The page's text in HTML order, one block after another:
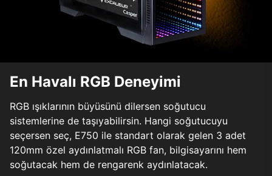
En Havalı RGB Deneyimi
RGB ışıklarının büyüsünü dilersen soğutucu
sistemlerine de taşıyabilirsin. Hangi soğutucuyu
seçersen seç, E750 ile standart olarak gelen 3 adet
120mm özel aydınlatmalı RGB fan, bilgisayarını hem
soğutacak hem de rengarenk aydınlatacak.